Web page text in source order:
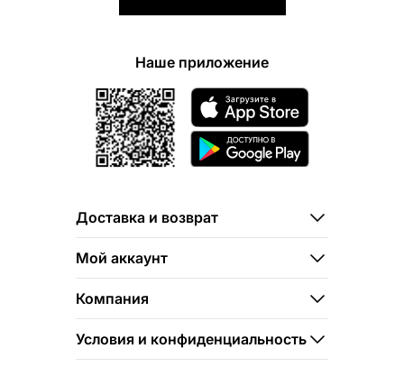
Наше приложение
Доставка и возврат
Мой аккаунт
Компания
Условия и конфиденциальность